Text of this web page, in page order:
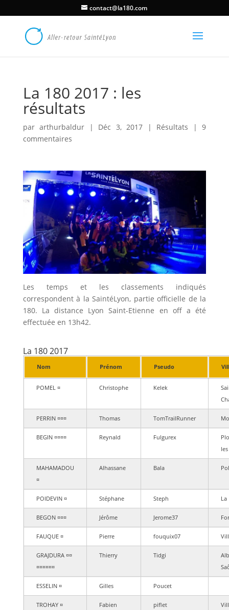
contact@la180.com
La 180 2017 : les
résultats
pararthurbaldur | Déc 3, 2017 | Résultats |9
commentaires
Les temps et les classements indiqués
correspondent à la SaintéLyon, partie officielle de la
180. La distance Lyon Saint-Etienne en off a été
effectuée en 13h42.
La 180 2017
Nom Prénom Pseudo
POMEL ¤ Christophe Kelek
PERRIN ¤¤¤ Thomas TomTrailRunner
BEGIN ¤¤¤¤ Reynald Fulgurex
MAHAMADOU
¤
Alhassane Bala
POIDEVIN ¤ Stéphane Steph La
BEGON ¤¤¤ Jérôme Jerome37
FAUQUE ¤ Pierre fouquix07
GRAJDURA ¤¤
¤¤¤¤¤¤
Thierry Tidgi
ESSELIN ¤ Gilles Poucet
TROHAY ¤ Fabien piflet